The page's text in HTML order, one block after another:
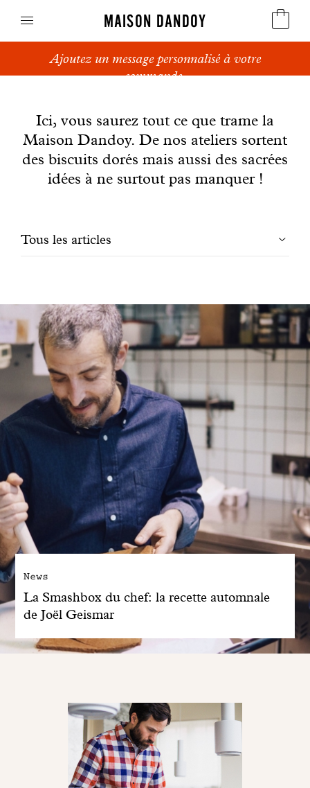
MAISON DANDOY
Speculoos
Pains sucrés
Gâteaux
Engagé avec bon sens
Manifesto
Dandoy Family
Boutiques
Mon compte
E-Shop
Ajoutez un message personnalisé à votre
commande.
Ici, vous saurez tout ce que trame la
Maison Dandoy. De nos ateliers sortent
des biscuits dorés mais aussi des sacrées
idées à ne surtout pas manquer !
Filtrer
Tous les articles
News
La Smashbox du chef: la recette automnale
de Joël Geismar